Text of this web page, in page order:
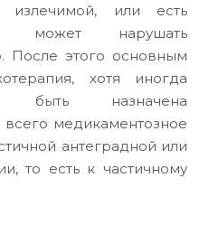
излечимой, или есть
может нарушать
После этого основным
хотя иногда
быть назначена
медикаментозное
антеградной или
то есть к частичному